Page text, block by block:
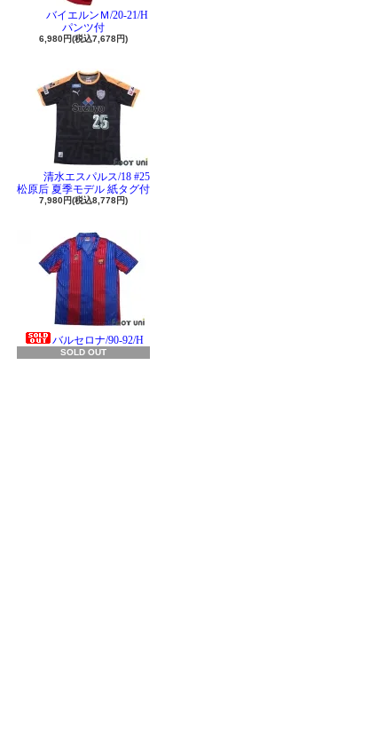
バイエルンＭ/20-21/H
パンツ付
6,980円(税込7,678円)
清水エスパルス/18 #25
松原后 夏季モデル 紙タグ付
7,980円(税込8,778円)
バルセロナ/90-92/H
SOLD OUT